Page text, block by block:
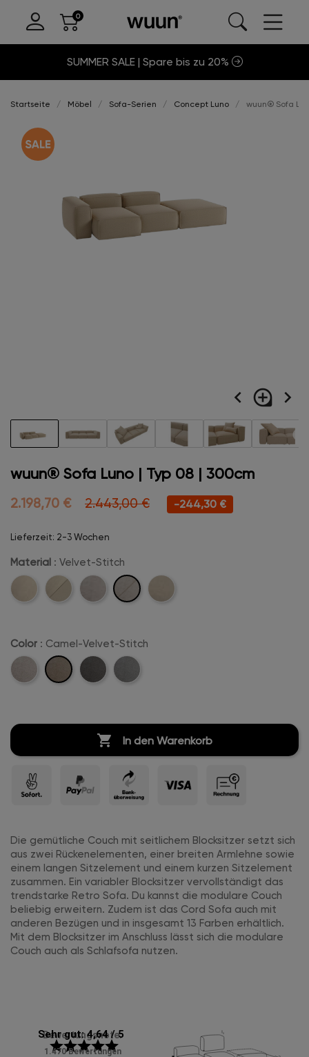
SUMMER SALE | Spare bis zu 20%
Startseite Möbel Sofa-Serien Concept Luno wuun® Sofa
navigate_before loupe navigate_next
wuun® Sofa Luno | Typ 08 | 300cm
2.198,70 € 2.443,00 € -244,30 €
Lieferzeit: 2-3 Wochen
Material : Velvet-Stitch
Cord
Cord-
Velvet
Velvet-
Stitch
Boucle
Color : Camel-Velvet-Stitch
Beige-
Camel-
Velvet-
Anthrazit-Hellgrau-
 In den Warenkorb
Die gemütliche Couch mit seitlichem Blocksitzer setzt sich
aus zwei Rückenelementen, einer breiten Armlehne sowie
einem langen Sitzelement und einem kurzen Sitzelement
zusammen. Ein variabler Blocksitzer vervollständigt das
trendstarke Retro Sofa. Du kannst die modulare Couch
beliebig erweitern. Zudem ist das Cord Sofa auch mit
anderen Bezügen und in insgesamt 13 Farben erhältlich.
Mit dem Blocksitzer im Anschluss lässt sich die modulare
Couch auch als Schlafsofa nutzen.
Bewertungsnote:
Sehr gut: 4,64 / 5
starstarstarstarstar
1.470 Bewertungen